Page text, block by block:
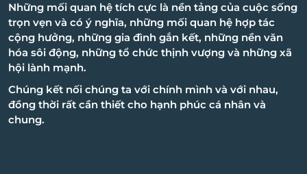
Những mối quan hệ tích cực là nền tảng của cuộc sống
trọn vẹn và có ý nghĩa, những mối quan hệ hợp tác
cộng hưởng, những gia đình gắn kết, những nền văn
hóa sôi động, những tổ chức thịnh vượng và những xã
hội lành mạnh.
Chúng kết nối chúng ta với chính mình và với nhau,
đồng thời rất cần thiết cho hạnh phúc cá nhân và
chung.